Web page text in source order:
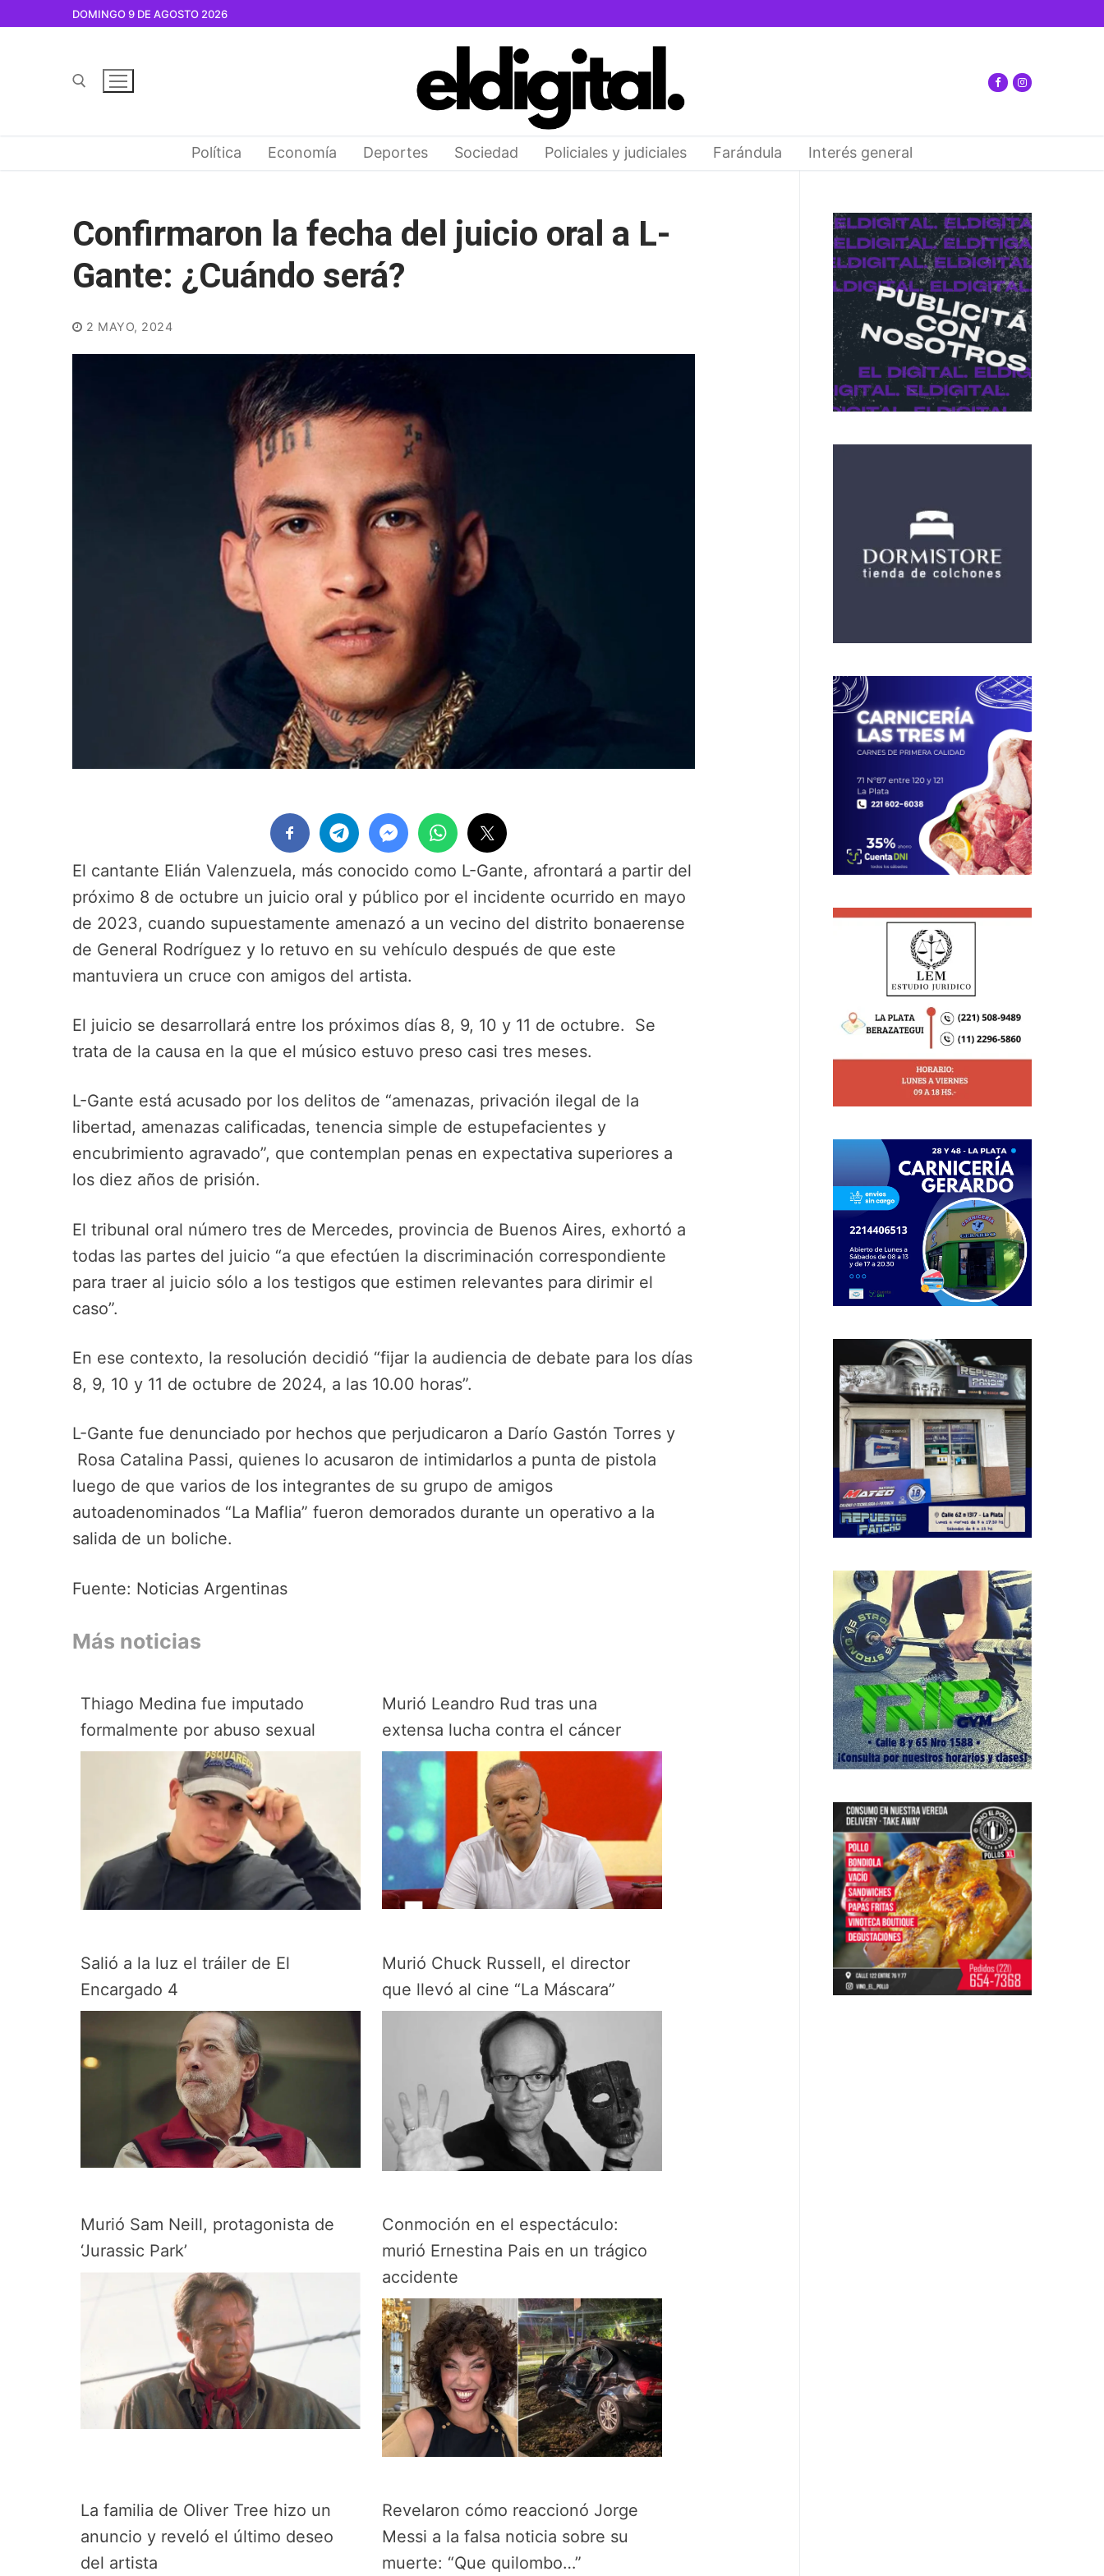
DOMINGO 9 DE AGOSTO 2026
Política Economía Deportes Sociedad Policiales y judiciales Farándula Interés general
Confirmaron la fecha del juicio oral a L-
Gante: ¿Cuándo será?
2 MAYO, 2024
El cantante Elián Valenzuela, más conocido como L-Gante, afrontará a partir del
próximo 8 de octubre un juicio oral y público por el incidente ocurrido en mayo
de 2023, cuando supuestamente amenazó a un vecino del distrito bonaerense
de General Rodríguez y lo retuvo en su vehículo después de que este
mantuviera un cruce con amigos del artista.
El juicio se desarrollará entre los próximos días 8, 9, 10 y 11 de octubre. Se
trata de la causa en la que el músico estuvo preso casi tres meses.
L-Gante está acusado por los delitos de “amenazas, privación ilegal de la
libertad, amenazas calificadas, tenencia simple de estupefacientes y
encubrimiento agravado”, que contemplan penas en expectativa superiores a
los diez años de prisión.
El tribunal oral número tres de Mercedes, provincia de Buenos Aires, exhortó a
todas las partes del juicio “a que efectúen la discriminación correspondiente
para traer al juicio sólo a los testigos que estimen relevantes para dirimir el
caso”.
En ese contexto, la resolución decidió “fijar la audiencia de debate para los días
8, 9, 10 y 11 de octubre de 2024, a las 10.00 horas”.
L-Gante fue denunciado por hechos que perjudicaron a Darío Gastón Torres y
Rosa Catalina Passi, quienes lo acusaron de intimidarlos a punta de pistola
luego de que varios de los integrantes de su grupo de amigos
autoadenominados “La Maflia” fueron demorados durante un operativo a la
salida de un boliche.
Fuente: Noticias Argentinas
Más noticias
Thiago Medina fue imputado
formalmente por abuso sexual
Murió Leandro Rud tras una
extensa lucha contra el cáncer
Salió a la luz el tráiler de El
Encargado 4
Murió Chuck Russell, el director
que llevó al cine “La Máscara”
Murió Sam Neill, protagonista de
‘Jurassic Park’
Conmoción en el espectáculo:
murió Ernestina Pais en un trágico
accidente
La familia de Oliver Tree hizo un
anuncio y reveló el último deseo
del artista
Revelaron cómo reaccionó Jorge
Messi a la falsa noticia sobre su
muerte: “Que quilombo…”